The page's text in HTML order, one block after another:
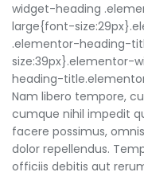
widget-heading
large{font-
.elementor-heading-
size:39px}.elementor-
heading-
Nam libero tempore,
cumque nihil impedit
facere possimus,
dolor repellendus.
officiis debitis aut